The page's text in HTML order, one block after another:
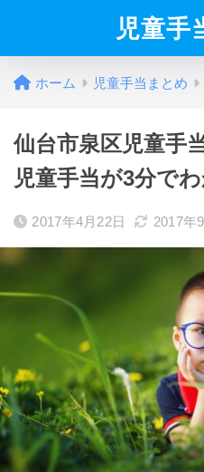
児童手
ホーム 児童手当まとめ
仙台市泉区児童手
児童手当が3分でわ
2017年4月22日 2017年